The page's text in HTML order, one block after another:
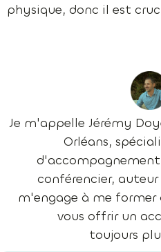
physique, donc il est
Je m'appelle Jérémy
Orléans,
conférencier,
m'engage à me
vous offrir un
toujours